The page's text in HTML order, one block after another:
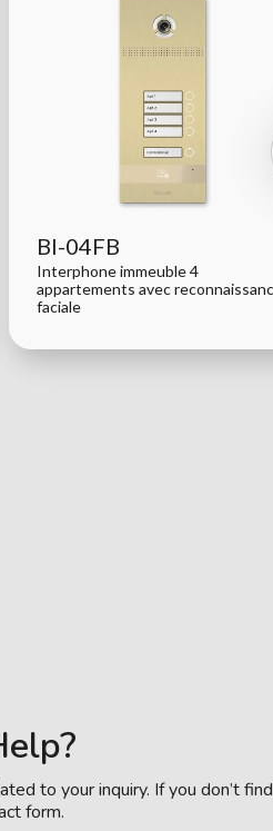
BI-04FB
Interphone immeuble 4
appartements avec
faciale
to your inquiry. If you don’t find
form.